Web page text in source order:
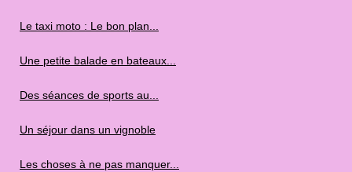
Le taxi moto : Le bon plan...
Une petite balade en bateaux...
Des séances de sports au...
Un séjour dans un vignoble
Les choses à ne pas manquer...